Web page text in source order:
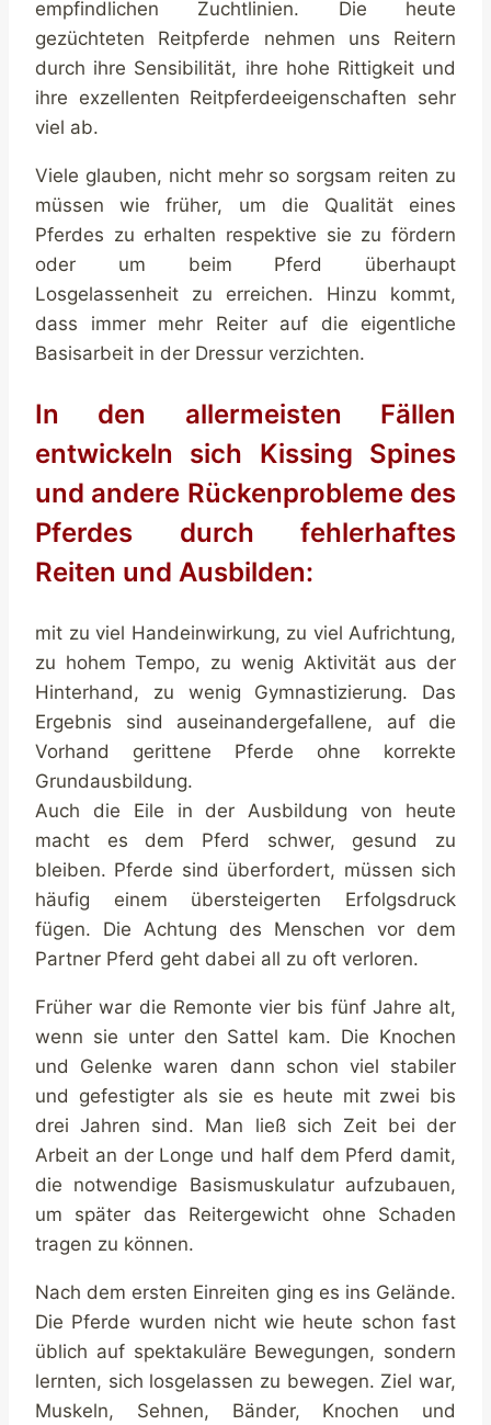
empfindlichen Zuchtlinien. Die heute
gezüchteten Reitpferde nehmen uns Reitern
durch ihre Sensibilität, ihre hohe Rittigkeit und
ihre exzellenten Reitpferdeeigenschaften sehr
viel ab.
Viele glauben, nicht mehr so sorgsam reiten zu
müssen wie früher, um die Qualität eines
Pferdes zu erhalten respektive sie zu fördern
oder um beim Pferd überhaupt
Losgelassenheit zu erreichen. Hinzu kommt,
dass immer mehr Reiter auf die eigentliche
Basisarbeit in der Dressur verzichten.
In den allermeisten Fällen
entwickeln sich Kissing Spines
und andere Rückenprobleme des
Pferdes durch fehlerhaftes
Reiten und Ausbilden:
mit zu viel Handeinwirkung, zu viel Aufrichtung,
zu hohem Tempo, zu wenig Aktivität aus der
Hinterhand, zu wenig Gymnastizierung. Das
Ergebnis sind auseinandergefallene, auf die
Vorhand gerittene Pferde ohne korrekte
Grundausbildung.
Auch die Eile in der Ausbildung von heute
macht es dem Pferd schwer, gesund zu
bleiben. Pferde sind überfordert, müssen sich
häufig einem übersteigerten Erfolgsdruck
fügen. Die Achtung des Menschen vor dem
Partner Pferd geht dabei all zu oft verloren.
Früher war die Remonte vier bis fünf Jahre alt,
wenn sie unter den Sattel kam. Die Knochen
und Gelenke waren dann schon viel stabiler
und gefestigter als sie es heute mit zwei bis
drei Jahren sind. Man ließ sich Zeit bei der
Arbeit an der Longe und half dem Pferd damit,
die notwendige Basismuskulatur aufzubauen,
um später das Reitergewicht ohne Schaden
tragen zu können.
Nach dem ersten Einreiten ging es ins Gelände.
Die Pferde wurden nicht wie heute schon fast
üblich auf spektakuläre Bewegungen, sondern
lernten, sich losgelassen zu bewegen. Ziel war,
Muskeln, Sehnen, Bänder, Knochen und